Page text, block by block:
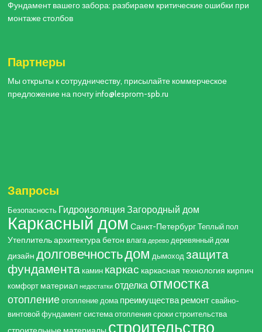
Фундамент вашего забора: разбираем критические ошибки при
монтаже столбов
Партнеры
Мы открыты к сотрудничеству, присылайте коммерческое
предложение на почту info@lesprom-spb.ru
Запросы
Безопасность Гидроизоляция Загородный дом
Каркасный дом Санкт-Петербург Теплый пол
Утеплительархитектурабетон влага дерево деревянный дом
дизайн долговечностьдом дымоход защита
фундамента камин каркас каркасная технология кирпич
комфорт материал недостатки отделка отмостка
отопление отопление дома преимуществаремонт свайно-
винтовой фундамент система отопления сроки строительства
строительство